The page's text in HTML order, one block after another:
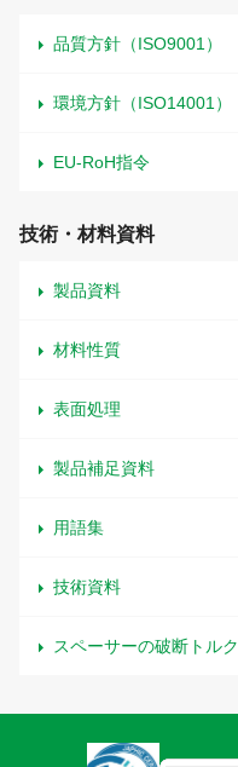
品質方針（ISO9001）
環境方針（ISO14001）
EU-RoH指令
技術・材料資料
製品資料
材料性質
表面処理
製品補足資料
用語集
技術資料
スペーサーの破断トルク